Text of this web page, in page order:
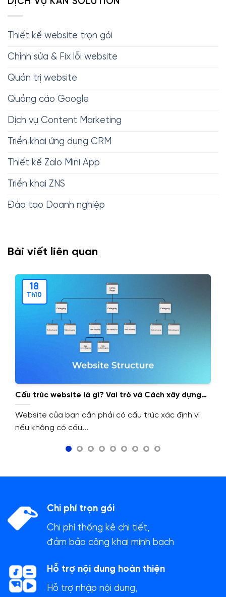
Thiết kế website trọn gói
Chỉnh sửa & Fix lỗi website
Quản trị website
Quảng cáo Google
Dịch vụ Content Marketing
Triển khai ứng dụng CRM
Thiết kế Zalo Mini App
Triển khai ZNS
Đào tạo Doanh nghiệp
Bài viết liên quan
Cấu trúc website là gì? Vai trò và Cách xây dựng
cấu trúc website.
Website của bạn cần phải có cấu trúc xác định vì
nếu không có cấu...
18
Th10
Chi phí trọn gói
Chi phí thống kê chi tiết,
đảm bảo công khai minh bạch
Hỗ trợ nội dung hoàn thiện
Hỗ trợ nhập nội dung,